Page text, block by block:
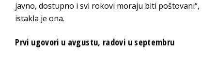
javno, dostupno i svi rokovi moraju biti poštovani“,
istakla je ona.
Prvi ugovori u avgustu, radovi u septembru